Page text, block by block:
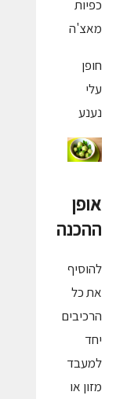
כפיות
מאצ'ה
חופן
עלי
נענע
אופן
ההכנה
להוסיף
את כל
הרכיבים
יחד
למעבד
מזון או